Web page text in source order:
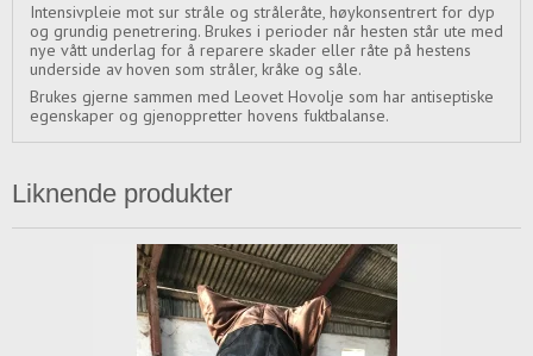
Intensivpleie mot sur stråle og stråleråte, høykonsentrert for dyp
og grundig penetrering. Brukes i perioder når hesten står ute med
nye vått underlag for å reparere skader eller råte på hestens
underside av hoven som stråler, kråke og såle.
Brukes gjerne sammen med Leovet Hovolje som har antiseptiske
egenskaper og gjenoppretter hovens fuktbalanse.
Liknende produkter